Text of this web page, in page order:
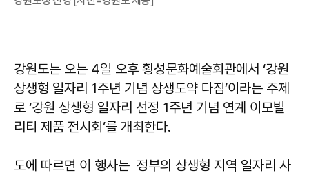
강원도는 오는 4일 오후 횡성문화예술회관에서 ‘강원
상생형 일자리 1주년 기념 상생도약 다짐’이라는 주제
로 ‘강원 상생형 일자리 선정 1주년 기념 연계 이모빌
리티 제품 전시회’를 개최한다.
도에 따르면 이 행사는 정부의 상생형 지역 일자리 사